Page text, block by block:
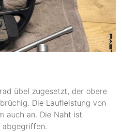
übel zugesetzt, der obere
Die Laufleistung von
auch an. Die Naht ist
abgegriffen.